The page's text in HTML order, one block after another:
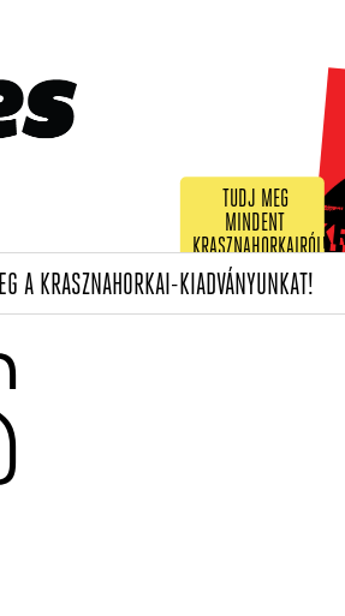
TUDJ MEG
MINDENT
KRASZNAHORKAIRÓL!
A KRASZNAHORKAI-KIADVÁNYUNKAT!